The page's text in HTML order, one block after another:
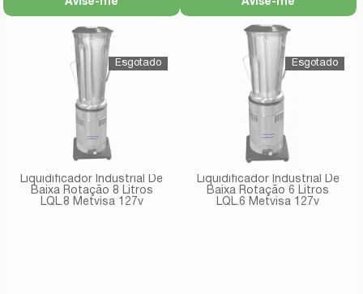
Liquidificador Industrial De
Baixa Rotação 8 Litros
LQL.8 Metvisa 127v
Liquidificador Industrial De
Baixa Rotação 6 Litros
LQL.6 Metvisa 127v